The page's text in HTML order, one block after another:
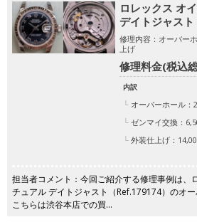
ロレックス オ
デイトジャス
修理内容：オーバー
上げ
修理料金(税込
内訳
オーバーホール：
ゼンマイ交換：
外装仕上げ：
担当者コメント：今回ご紹介する修理事例は、
チュアル デイトジャスト（Ref.179174）のオー
こちらは渋谷本店での買…